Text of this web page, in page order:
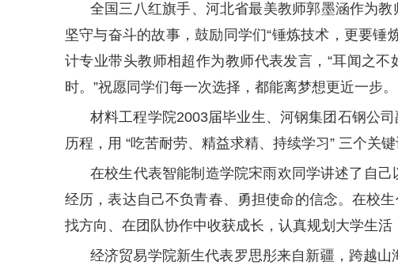
全国三八红旗手、河北省最美教师郭墨涵作为教
坚守与奋斗的故事，鼓励同学们“锤炼技术，更要
计专业带头教师相超作为教师代表发言，“耳闻之
时。”祝愿同学们每一次选择，都能离梦想更近一步。
材料工程学院2003届毕业生、河钢集团石钢公
历程，用 “吃苦耐劳、精益求精、持续学习” 三个关
在校生代表智能制造学院宋雨欢同学讲述了自
经历，表达自己不负青春、勇担使命的信念。在校
找方向、在团队协作中收获成长，认真规划大学生活
经济贸易学院新生代表罗思彤来自新疆，跨越